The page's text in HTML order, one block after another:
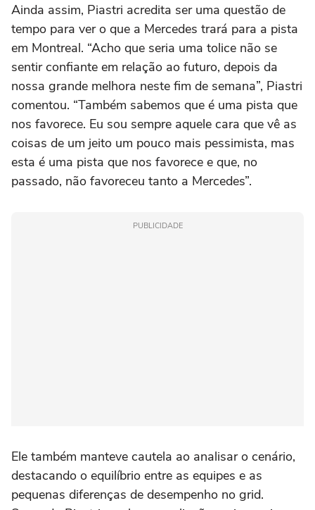
Ainda assim, Piastri acredita ser uma questão de
tempo para ver o que a Mercedes trará para a pista
em Montreal. “Acho que seria uma tolice não se
sentir confiante em relação ao futuro, depois da
nossa grande melhora neste fim de semana”, Piastri
comentou. “Também sabemos que é uma pista que
nos favorece. Eu sou sempre aquele cara que vê as
coisas de um jeito um pouco mais pessimista, mas
esta é uma pista que nos favorece e que, no
passado, não favoreceu tanto a Mercedes”.
PUBLICIDADE
Ele também manteve cautela ao analisar o cenário,
destacando o equilíbrio entre as equipes e as
pequenas diferenças de desempenho no grid.